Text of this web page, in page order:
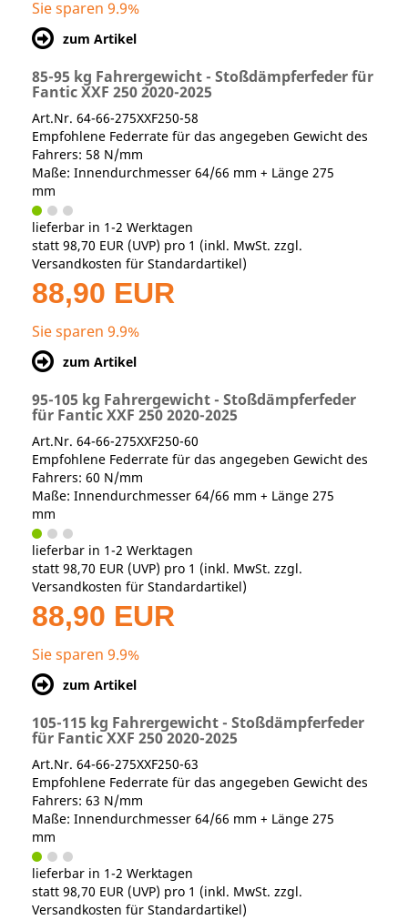
Sie sparen 9.9%
zum Artikel
85-95 kg Fahrergewicht - Stoßdämpferfeder für
Fantic XXF 250 2020-2025
Art.Nr. 64-66-275XXF250-58
Empfohlene Federrate für das angegeben Gewicht des
Fahrers: 58 N/mm
Maße: Innendurchmesser 64/66 mm + Länge 275
mm
lieferbar in 1-2 Werktagen
statt 98,70 EUR (UVP) pro 1 (inkl. MwSt. zzgl.
Versandkosten für Standardartikel)
88,90 EUR
Sie sparen 9.9%
zum Artikel
95-105 kg Fahrergewicht - Stoßdämpferfeder
für Fantic XXF 250 2020-2025
Art.Nr. 64-66-275XXF250-60
Empfohlene Federrate für das angegeben Gewicht des
Fahrers: 60 N/mm
Maße: Innendurchmesser 64/66 mm + Länge 275
mm
lieferbar in 1-2 Werktagen
statt 98,70 EUR (UVP) pro 1 (inkl. MwSt. zzgl.
Versandkosten für Standardartikel)
88,90 EUR
Sie sparen 9.9%
zum Artikel
105-115 kg Fahrergewicht - Stoßdämpferfeder
für Fantic XXF 250 2020-2025
Art.Nr. 64-66-275XXF250-63
Empfohlene Federrate für das angegeben Gewicht des
Fahrers: 63 N/mm
Maße: Innendurchmesser 64/66 mm + Länge 275
mm
lieferbar in 1-2 Werktagen
statt 98,70 EUR (UVP) pro 1 (inkl. MwSt. zzgl.
Versandkosten für Standardartikel)